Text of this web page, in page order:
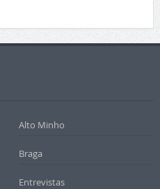
Alto Minho
Braga
Entrevistas